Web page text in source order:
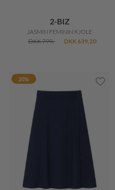
2-BIZ
JASMIN FEMININ KJOLE
DKK 799,-
DKK 639,20
20%